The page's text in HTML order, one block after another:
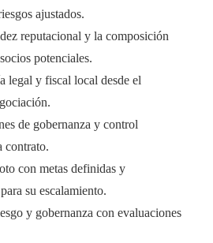
ajustados.
reputacional y la composición
potenciales.
legal y fiscal local desde el
de gobernanza y control
contrato.
con metas definidas y
su escalamiento.
y gobernanza con evaluaciones